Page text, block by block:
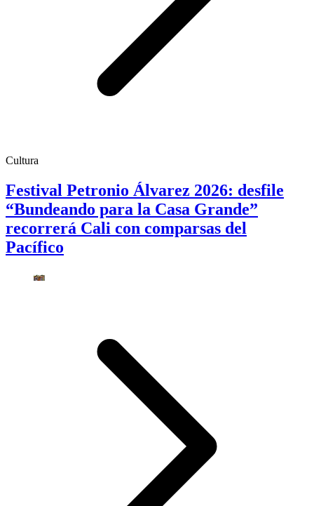
Cultura
Festival Petronio Álvarez 2026: desfile
“Bundeando para la Casa Grande”
recorrerá Cali con comparsas del
Pacífico